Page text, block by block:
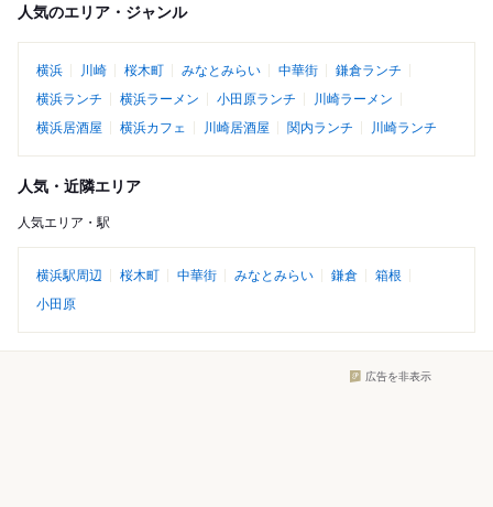
人気のエリア・ジャンル
横浜 川崎 桜木町 みなとみらい 中華街
鎌倉ランチ
横浜ランチ
横浜ラーメン 小田原ランチ
川崎ラーメン
横浜居酒屋
横浜カフェ 川崎居酒屋 関内ランチ 川崎ランチ
人気・近隣エリア
人気エリア・駅
横浜駅周辺 桜木町 中華街 みなとみらい 鎌倉
箱根
小田原
広告を非表示